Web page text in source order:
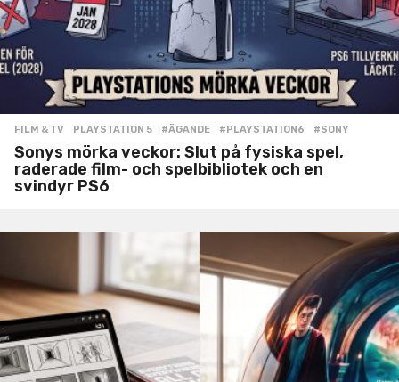
FILM & TV ,PLAYSTATION 5 #ÄGANDE ,#PLAYSTATION6 ,#SONY
Sonys mörka veckor: Slut på fysiska spel,
raderade film- och spelbibliotek och en
svindyr PS6